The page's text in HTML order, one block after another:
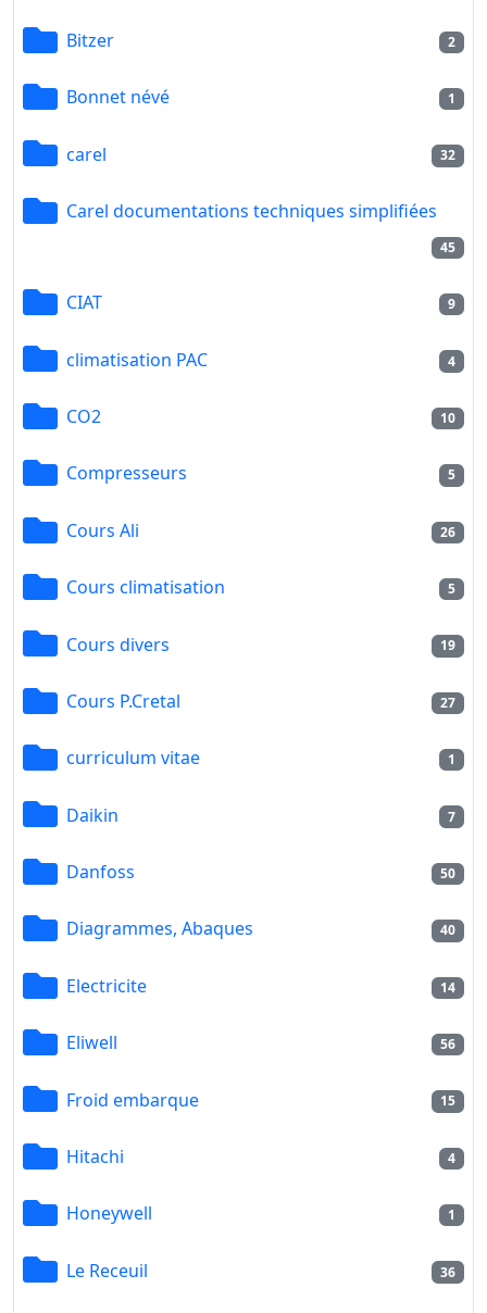
Bitzer 2
Bonnet névé 1
carel 32
Carel documentations techniques simplifiées
45
CIAT 9
climatisation PAC 4
CO2 10
Compresseurs 5
Cours Ali 26
Cours climatisation 5
Cours divers 19
Cours P.Cretal 27
curriculum vitae 1
Daikin 7
Danfoss 50
Diagrammes, Abaques 40
Electricite 14
Eliwell 56
Froid embarque 15
Hitachi 4
Honeywell 1
Le Receuil 36